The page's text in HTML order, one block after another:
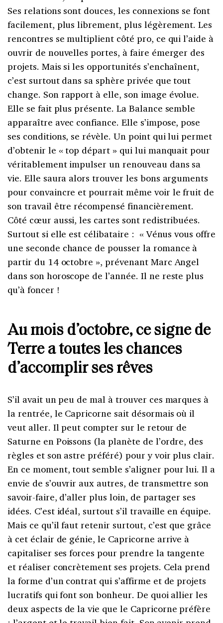
Ses relations sont douces, les connexions se font
facilement, plus librement, plus légèrement. Les
rencontres se multiplient côté pro, ce qui l’aide à
ouvrir de nouvelles portes, à faire émerger des
projets. Mais si les opportunités s’enchaînent,
c’est surtout dans sa sphère privée que tout
change. Son rapport à elle, son image évolue.
Elle se fait plus présente. La Balance semble
apparaître avec confiance. Elle s’impose, pose
ses conditions, se révèle. Un point qui lui permet
d’obtenir le « top départ » qui lui manquait pour
véritablement impulser un renouveau dans sa
vie. Elle saura alors trouver les bons arguments
pour convaincre et pourrait même voir le fruit de
son travail être récompensé financièrement.
Côté cœur aussi, les cartes sont redistribuées.
Surtout si elle est célibataire : « Vénus vous offre
une seconde chance de pousser la romance à
partir du 14 octobre », prévenant Marc Angel
dans son horoscope de l’année. Il ne reste plus
qu’à foncer !
Au mois d’octobre, ce signe de
Terre a toutes les chances
d’accomplir ses rêves
S’il avait un peu de mal à trouver ces marques à
la rentrée, le Capricorne sait désormais où il
veut aller. Il peut compter sur le retour de
Saturne en Poissons (la planète de l’ordre, des
règles et son astre préféré) pour y voir plus clair.
En ce moment, tout semble s’aligner pour lui. Il a
envie de s’ouvrir aux autres, de transmettre son
savoir-faire, d’aller plus loin, de partager ses
idées. C’est idéal, surtout s’il travaille en équipe.
Mais ce qu’il faut retenir surtout, c’est que grâce
à cet éclair de génie, le Capricorne arrive à
capitaliser ses forces pour prendre la tangente
et réaliser concrètement ses projets. Cela prend
la forme d’un contrat qui s’affirme et de projets
lucratifs qui font son bonheur. De quoi allier les
deux aspects de la vie que le Capricorne préfère